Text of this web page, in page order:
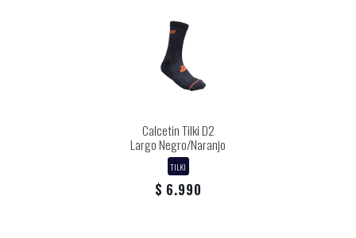
Calcetin Tilki D2
Largo Negro/Naranjo
TILKI
$ 6.990